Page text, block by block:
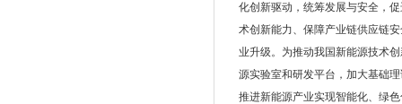
化创新驱动，统筹发展与安全，
术创新能力、保障产业链供应链
业升级。为推动我国新能源技术
源实验室和研发平台，加大基础
推进新能源产业实现智能化、绿